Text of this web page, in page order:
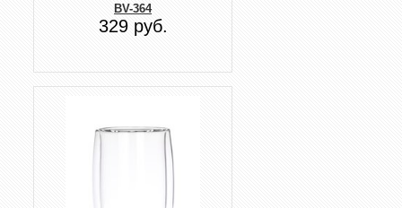
BV-364
329 руб.